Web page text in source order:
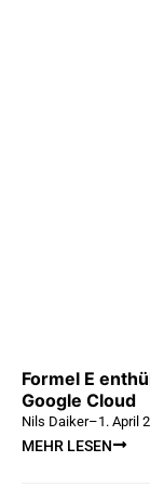
Formel E
Google Cloud
Nils Daiker–1. April
MEHR LESEN